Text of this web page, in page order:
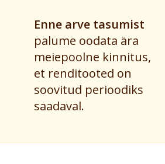
Enne arve tasumist
palume oodata ära
meiepoolne kinnitus,
et renditooted on
soovitud perioodiks
saadaval.